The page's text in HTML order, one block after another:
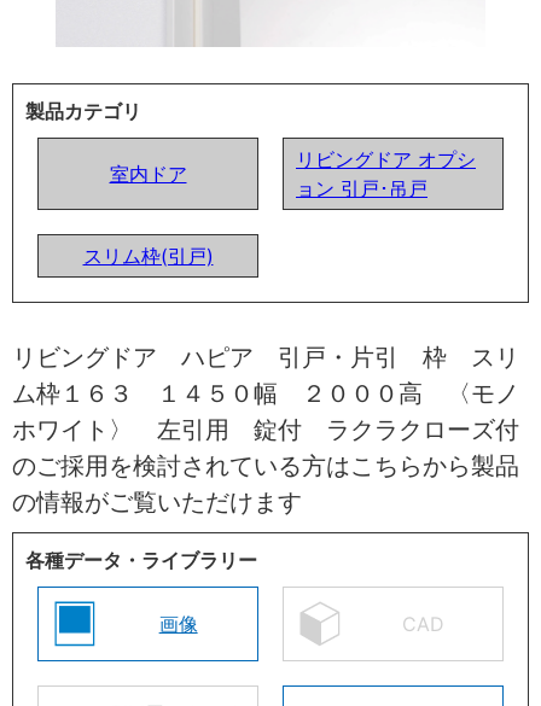
製品カテゴリ
室内ドア
リビングドア オプシ
ョン 引戸･吊戸
スリム枠(引戸)
リビングドア ハピア 引戸・片引 枠 スリ
ム枠１６３ １４５０幅 ２０００高 〈モノ
ホワイト〉 左引用 錠付 ラクラクローズ付
のご採用を検討されている方はこちらから製品
の情報がご覧いただけます
各種データ・ライブラリー
画像 CAD